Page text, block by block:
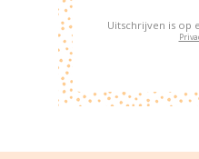
Uitschrijven is op